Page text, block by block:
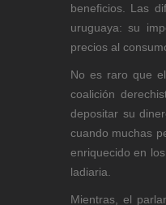
beneficios. Las
uruguaya: su
precios al
No es raro que
coalición
depositar su
cuando muchas
enriquecido en
ladiaria.
Mientras, el